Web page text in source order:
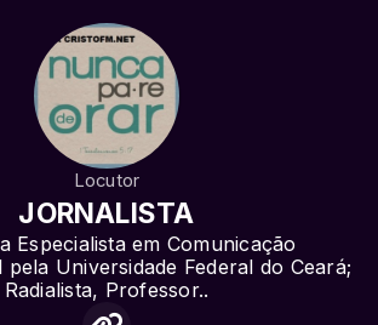
Locutor
JORNALISTA
Especialista em Comunicação
pela Universidade Federal do Ceará;
Radialista, Professor..